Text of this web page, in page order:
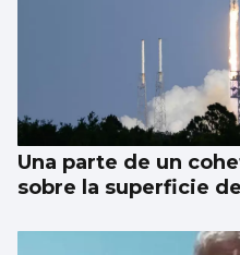
Una parte de un
sobre la superficie